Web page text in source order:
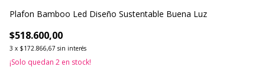
Plafon Bamboo Led Diseño Sustentable Buena Luz
$518.600,00
3 x $172.866,67 sin interés
¡Solo quedan 2 en stock!